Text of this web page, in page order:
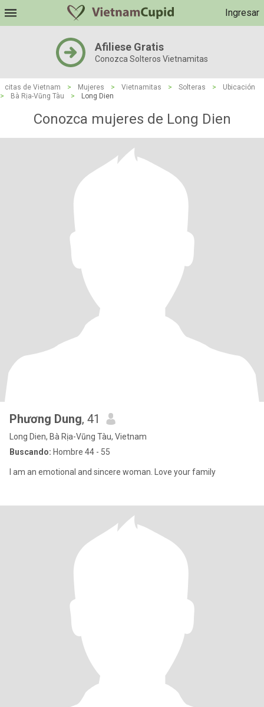
Ingresar
Afiliese Gratis
Conozca Solteros Vietnamitas
citas de Vietnam > Mujeres > Vietnamitas > Solteras >
Ubicación
>
Bà Rịa-Vũng Tàu > Long Dien
Conozca mujeres de Long Dien
Phương Dung, 41
Long Dien, Bà Rịa-Vũng Tàu, Vietnam
Buscando: Hombre 44 - 55
I am an emotional and sincere woman. Love your family